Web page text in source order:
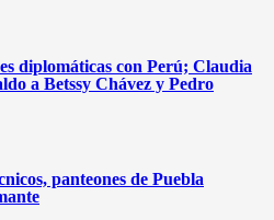
diplomáticas con Perú; Claudia
a Betssy Chávez y Pedro
panteones de Puebla